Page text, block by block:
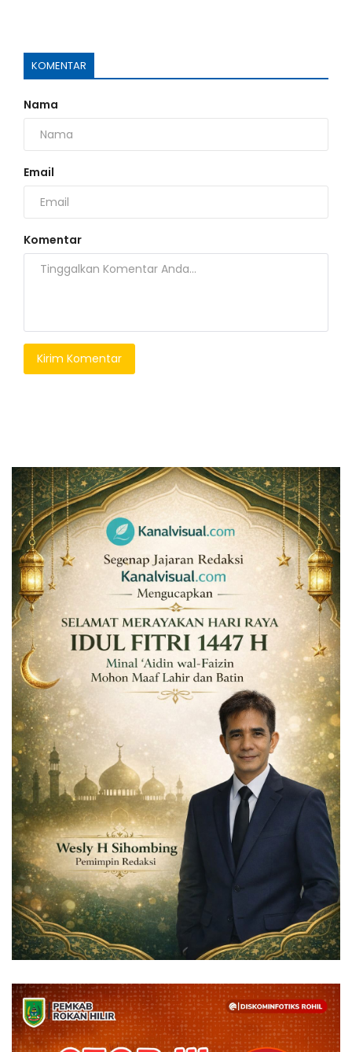
KOMENTAR
Nama
Email
Komentar
Kirim Komentar